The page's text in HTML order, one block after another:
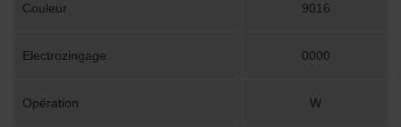
Couleur 9016
Electrozingage 0000
Opération W